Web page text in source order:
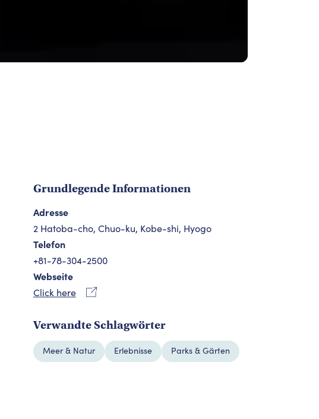
Grundlegende Informationen
Adresse
2 Hatoba-cho, Chuo-ku, Kobe-shi, Hyogo
Telefon
+81-78-304-2500
Webseite
Click here
Verwandte Schlagwörter
Meer & Natur Erlebnisse Parks & Gärten